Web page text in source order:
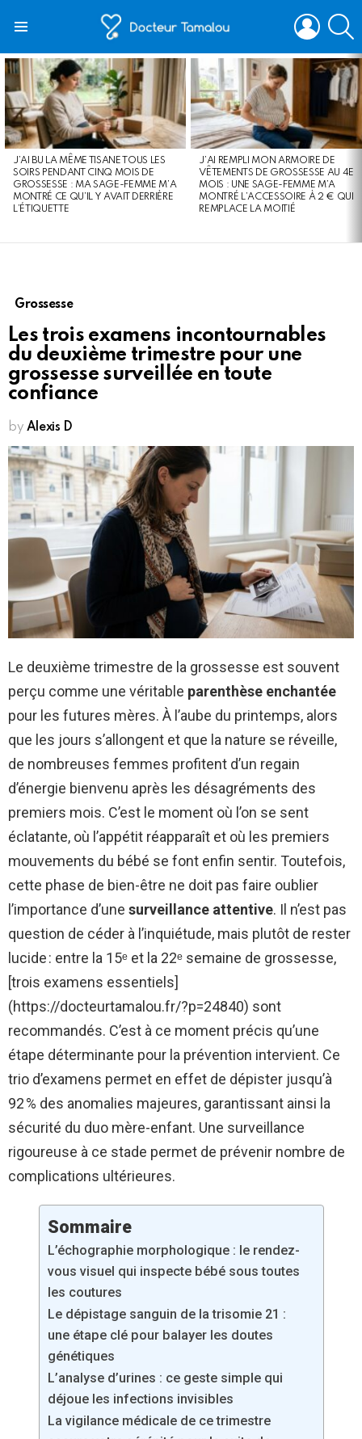
LOGIN
LATEST
STORIES
J’AI BU LA MÊME TISANE TOUS LES
SOIRS PENDANT CINQ MOIS DE
GROSSESSE : MA SAGE-FEMME M’A
MONTRÉ CE QU’IL Y AVAIT DERRIÈRE
L’ÉTIQUETTE
J’AI REMPLI MON ARMOIRE DE
VÊTEMENTS DE GROSSESSE AU 4E
MOIS : UNE SAGE-FEMME M’A
MONTRÉ L’ACCESSOIRE À 2 € QUI
REMPLACE LA MOITIÉ
Grossesse
Les trois examens incontournables
du deuxième trimestre pour une
grossesse surveillée en toute
confiance
by Alexis D
Le deuxième trimestre de la grossesse est souvent
perçu comme une véritable parenthèse enchantée
pour les futures mères. À l’aube du printemps, alors
que les jours s’allongent et que la nature se réveille,
de nombreuses femmes profitent d’un regain
d’énergie bienvenu après les désagréments des
premiers mois. C’est le moment où l’on se sent
éclatante, où l’appétit réapparaît et où les premiers
mouvements du bébé se font enfin sentir. Toutefois,
cette phase de bien-être ne doit pas faire oublier
l’importance d’une surveillance attentive. Il n’est pas
question de céder à l’inquiétude, mais plutôt de rester
lucide : entre la 15ᵉ et la 22ᵉ semaine de grossesse,
[trois examens essentiels]
(https://docteurtamalou.fr/?p=24840) sont
recommandés. C’est à ce moment précis qu’une
étape déterminante pour la prévention intervient. Ce
trio d’examens permet en effet de dépister jusqu’à
92 % des anomalies majeures, garantissant ainsi la
sécurité du duo mère-enfant. Une surveillance
rigoureuse à ce stade permet de prévenir nombre de
complications ultérieures.
Sommaire
L’échographie morphologique : le rendez-
vous visuel qui inspecte bébé sous toutes
les coutures
Le dépistage sanguin de la trisomie 21 :
une étape clé pour balayer les doutes
génétiques
L’analyse d’urines : ce geste simple qui
déjoue les infections invisibles
La vigilance médicale de ce trimestre